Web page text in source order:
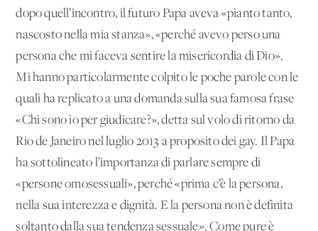
dopo quell’incontro, il futuro Papa aveva «pianto tanto,
nascosto nella mia stanza», «perché avevo perso una
persona che mi faceva sentire la misericordia di Dio».
Mi hanno particolarmente colpito le poche parole con le
quali ha replicato a una domanda sulla sua famosa frase
«Chi sono io per giudicare?», detta sul volo di ritorno da
Rio de Janeiro nel luglio 2013 a proposito dei gay. Il Papa
ha sottolineato l’importanza di parlare sempre di
«persone omosessuali», perché «prima c’è la persona,
nella sua interezza e dignità. E la persona non è definita
soltanto dalla sua tendenza sessuale». Come pure è